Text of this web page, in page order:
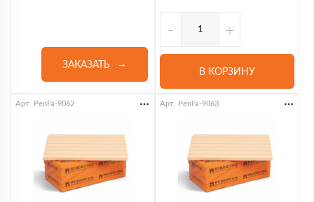
ЗАКАЗАТЬ
- +
В КОРЗИНУ
Арт. PenFa-9062 Арт. PenFa-9063